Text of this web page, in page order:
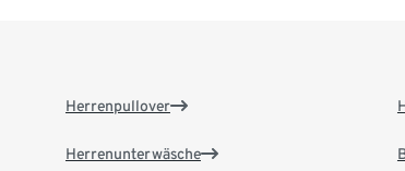
Herrenpullover
Herrenunterwäsche